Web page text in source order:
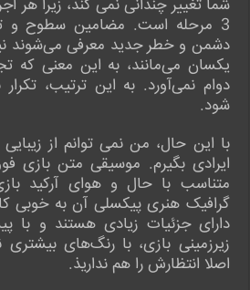
3 مرحله است. مضامین سطوح و
دشمن و خطر جدید معرفی می‌شوند
یکسان می‌مانند، به این معنی که
دوام نمی‌آورد. به این ترتیب،
شود.
با این حال، من نمی توانم از
ایرادی بگیرم. موسیقی متن بازی
متناسب با حال و هوای آرکید
گرافیک هنری پیکسلی آن به خوبی
دارای جزئیات زیادی هستند و با
زیرزمینی بازی، با رنگ‌های
اصلا انتظارش را هم نداریذ.